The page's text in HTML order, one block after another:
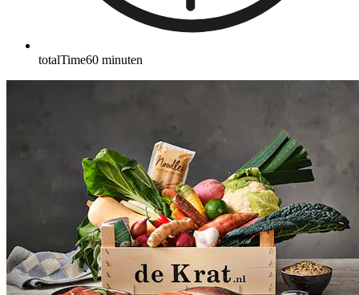
totalTime60 minuten